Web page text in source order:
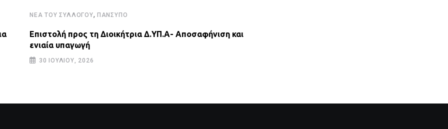
ΝΈΑ ΤΟΥ ΣΥΛΛΌΓΟΥ, ΠΑΝΣΥΠΟ
Επιστολή προς τη Διοικήτρια Δ.ΥΠ.Α- Αποσαφήνιση και
ενιαία υπαγωγή
30 ΙΟΥΛΊΟΥ, 2026